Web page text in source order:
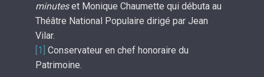
minuteset Monique Chaumette qui débuta au
Théâtre National Populaire dirigé par Jean
Vilar.
[1]
Conservateur en chef honoraire du
Patrimoine.